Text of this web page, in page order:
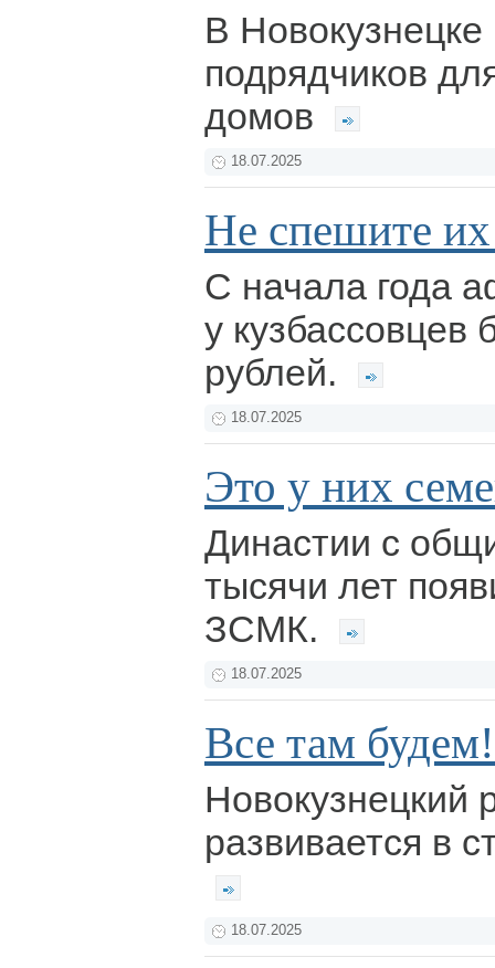
В
подрядчиков
домов
18.07.2025
Не спешите их
С начала года
у кузбассовцев
рублей.
18.07.2025
Это у них
Династии с
тысячи лет
ЗСМК.
18.07.2025
Все там будем!
Новокузнецкий
развивается в
18.07.2025